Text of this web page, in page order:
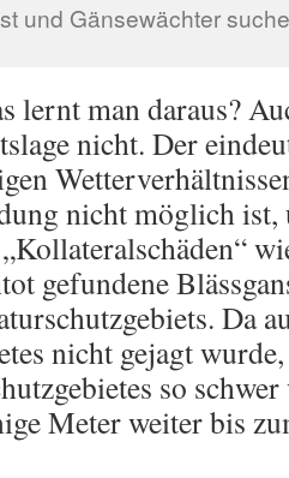
und Gänsewächter
lernt man daraus?
nicht. Der
nicht möglich ist,
gefundene
Da
nicht gejagt
so
Meter weiter bis